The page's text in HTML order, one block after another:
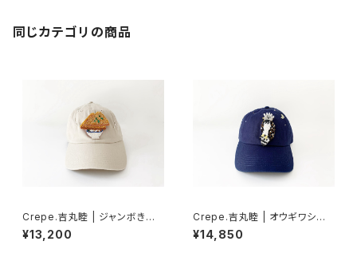
同じカテゴリの商品
Crepe.吉丸睦 | ジャンボきつ
ねうどんのブ帽
¥13,200
Crepe.吉丸睦 | オウギワシの
ブ帽
¥14,850